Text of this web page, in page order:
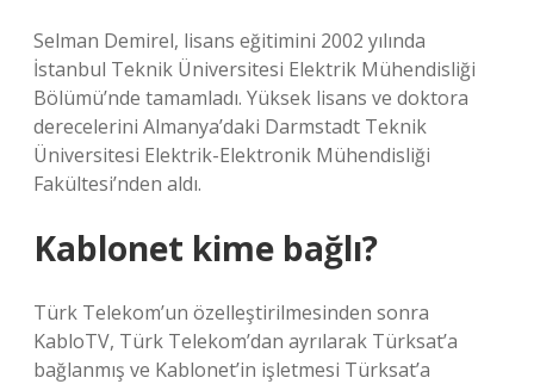
Selman Demirel, lisans eğitimini 2002 yılında
İstanbul Teknik Üniversitesi Elektrik Mühendisliği
Bölümü’nde tamamladı. Yüksek lisans ve doktora
derecelerini Almanya’daki Darmstadt Teknik
Üniversitesi Elektrik-Elektronik Mühendisliği
Fakültesi’nden aldı.
Kablonet kime bağlı?
Türk Telekom’un özelleştirilmesinden sonra
KabloTV, Türk Telekom’dan ayrılarak Türksat’a
bağlanmış ve Kablonet’in işletmesi Türksat’a